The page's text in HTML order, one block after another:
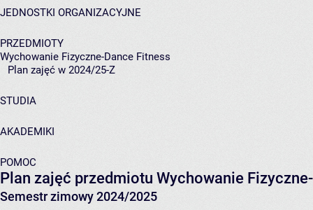
JEDNOSTKI ORGANIZACYJNE
PRZEDMIOTY
Wychowanie Fizyczne-Dance Fitness
Plan zajęć w 2024/25-Z
STUDIA
AKADEMIKI
POMOC
Plan zajęć przedmiotu Wychowanie
Semestr zimowy 2024/2025